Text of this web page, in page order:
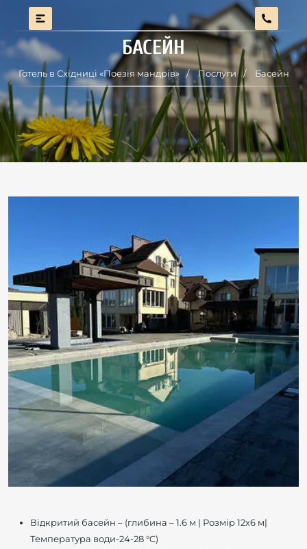
БАСЕЙН
Готель в Східниці «Поезія мандрів» Послуги Басейн
Відкритий басейн – (глибина – 1.6 м | Розмір 12х6 м|
Температура води-24-28 °C)